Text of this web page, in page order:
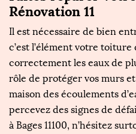
Rénovation 11
Il est nécessaire de bien
c’est l’élément votre
correctement les eaux de
rôle de protéger vos murs
maison des écoulements
percevez des signes de
à Bages 11100, n’hésitez